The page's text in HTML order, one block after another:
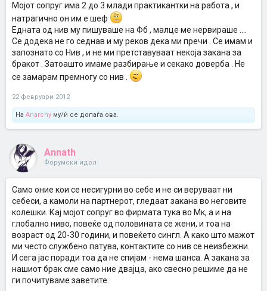
Мојот сопруг има 2 до 3 млади практикантки на работа , и
натрагично он им е шеф
Едната од нив му пишуваше на Фб , малце ме нервираше ....
Се додека не го седнав и му реков дека ми пречи . Се имам и
запознато со Нив , и не ми претставуваат некоја закана за
бракот . Затоашто имаме разбирање и секако доверба . Не
се замарам премногу со нив .
22 февруари 2012
На Anarchy му/ѝ се допаѓа ова.
Annath
Форумски идол
Само оние кои се несигурни во себе и не си веруваат ни
себеси, а камоли на партнерот, гледаат закана во неговите
колешки. Кај мојот сопруг во фирмата тука во Мк, а и на
глобално ниво, повеќе од половината се жени, и тоа на
возраст од 20-30 години, и повеќето сингл. А како што мажот
ми често службено патува, контактите со нив се неизбежни.
И сега јас поради тоа да не спијам - нема шанса. А закана за
нашиот брак сме само ние двајца, ако свесно решиме да не
ги почитуваме заветите.